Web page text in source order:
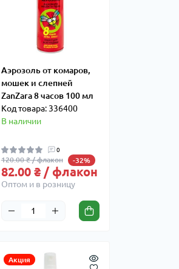
Аэрозоль от комаров,
мошек и слепней
ZanZara 8 часов 100 мл
Код товара: 336400
В наличии
0
120.00 ₴ / флакон -32%
82.00 ₴ / флакон
Оптом и в розницу
Акция